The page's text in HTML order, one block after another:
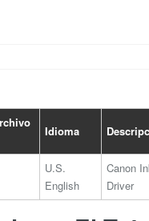
Idioma
U.S.
English
Canon
Driver